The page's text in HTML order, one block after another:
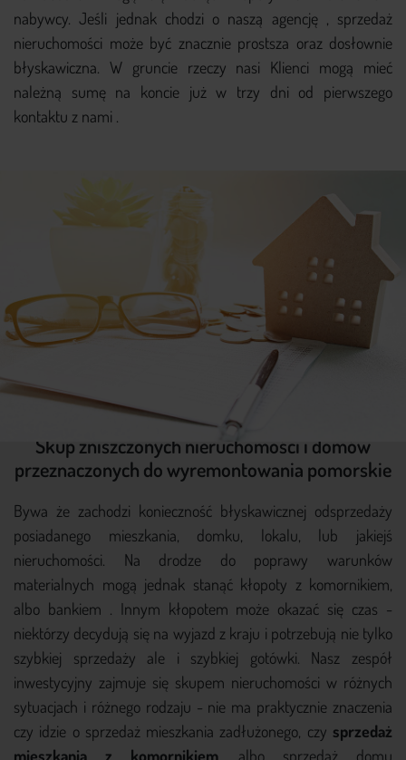
nabywcy. Jeśli jednak chodzi o naszą agencję , sprzedaż
nieruchomości może być znacznie prostsza oraz dosłownie
błyskawiczna. W gruncie rzeczy nasi Klienci mogą mieć
należną sumę na koncie już w trzy dni od pierwszego
kontaktu z nami .
Skup zniszczonych nieruchomości i domów
przeznaczonych do wyremontowania pomorskie
Bywa że zachodzi konieczność błyskawicznej odsprzedaży
posiadanego mieszkania, domku, lokalu, lub jakiejś
nieruchomości. Na drodze do poprawy warunków
materialnych mogą jednak stanąć kłopoty z komornikiem,
albo bankiem . Innym kłopotem może okazać się czas -
niektórzy decydują się na wyjazd z kraju i potrzebują nie tylko
szybkiej sprzedaży ale i szybkiej gotówki. Nasz zespół
inwestycyjny zajmuje się skupem nieruchomości w różnych
sytuacjach i różnego rodzaju - nie ma praktycznie znaczenia
czy idzie o sprzedaż mieszkania zadłużonego, czy sprzedaż
mieszkania z komornikiem, albo sprzedaż domu